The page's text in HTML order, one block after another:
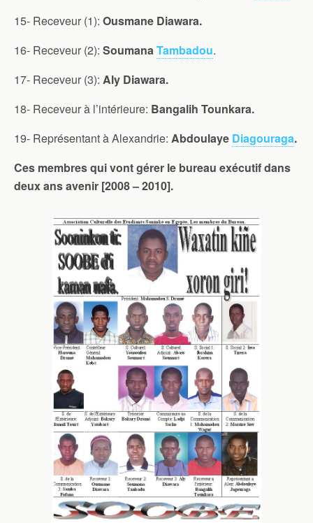
15- Receveur (1): Ousmane Diawara.
16- Receveur (2): SoumanaTambadou.
17- Receveur (3): Aly Diawara.
18- Receveur à l’intérieure: Bangalih Tounkara.
19- Représentant à Alexandrie: Abdoulaye Diagouraga.
Ces membres qui vont gérer le bureau exécutif dans
deux ans avenir [2008 – 2010].